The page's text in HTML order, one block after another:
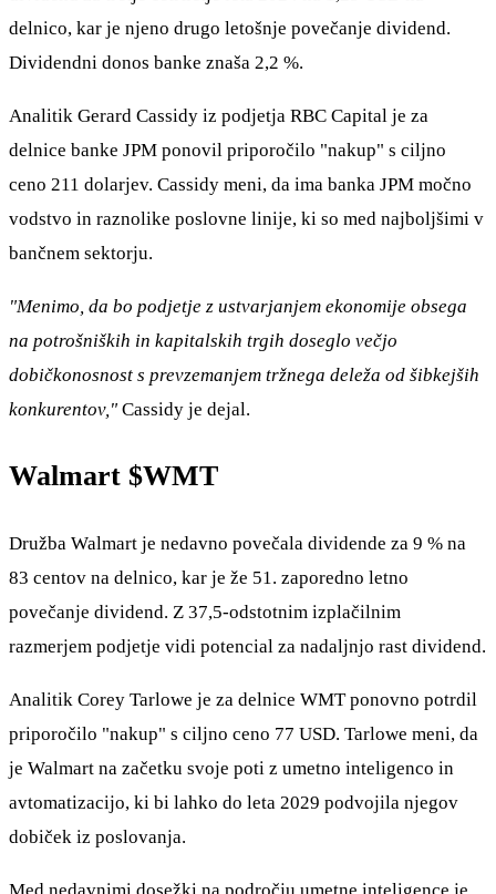
delnico, kar je njeno drugo letošnje povečanje dividend.
Dividendni donos banke znaša 2,2 %.
Analitik Gerard Cassidy iz podjetja RBC Capital je za
delnice banke JPM ponovil priporočilo "nakup" s ciljno
ceno 211 dolarjev. Cassidy meni, da ima banka JPM močno
vodstvo in raznolike poslovne linije, ki so med najboljšimi v
bančnem sektorju.
"Menimo, da bo podjetje z ustvarjanjem ekonomije obsega
na potrošniških in kapitalskih trgih doseglo večjo
dobičkonosnost s prevzemanjem tržnega deleža od šibkejših
konkurentov," Cassidy je dejal.
Walmart $WMT
Družba Walmart je nedavno povečala dividende za 9 % na
83 centov na delnico, kar je že 51. zaporedno letno
povečanje dividend. Z 37,5-odstotnim izplačilnim
razmerjem podjetje vidi potencial za nadaljnjo rast dividend.
Analitik Corey Tarlowe je za delnice WMT ponovno potrdil
priporočilo "nakup" s ciljno ceno 77 USD. Tarlowe meni, da
je Walmart na začetku svoje poti z umetno inteligenco in
avtomatizacijo, ki bi lahko do leta 2029 podvojila njegov
dobiček iz poslovanja.